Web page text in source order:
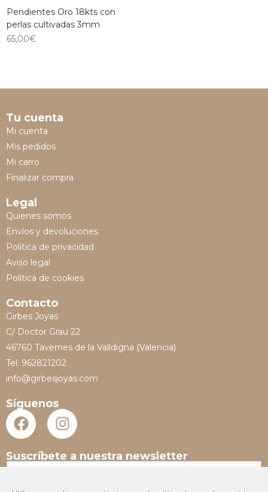
Pendientes Oro 18kts con
perlas cultivadas 3mm
65,00€
Tu cuenta
Mi cuenta
Mis pedidos
Mi carro
Finalizar compra
Legal
Quienes somos
Envíos y devoluciones
Política de privacidad
Aviso legal
Política de cookies
Contacto
Girbes Joyas
C/ Doctor Grau 22
46760 Tavernes de la Valldigna (Valencia)
Tel. 962821202
info@girbesjoyas.com
Síguenos
Suscríbete a nuestra newsletter
N